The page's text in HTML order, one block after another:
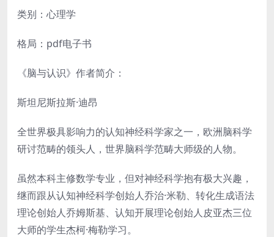
类别：心理学
格局：pdf电子书
《脑与认识》作者简介：
斯坦尼斯拉斯·迪昂
全世界极具影响力的认知神经科学家之一，欧洲脑科学
研讨范畴的领头人，世界脑科学范畴大师级的人物。
虽然本科主修数学专业，但对神经科学抱有极大兴趣，
继而跟从认知神经科学创始人乔治·米勒、转化生成语法
理论创始人乔姆斯基、认知开展理论创始人皮亚杰三位
大师的学生杰柯·梅勒学习。